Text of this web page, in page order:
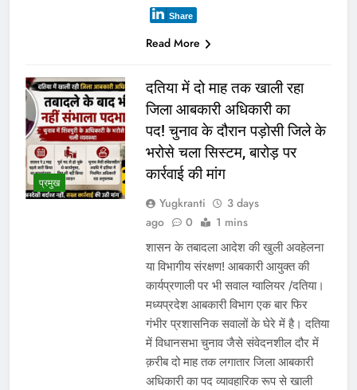
Share
Read More
प्रमुख
दतिया में दो माह तक खाली रहा
जिला आबकारी अधिकारी का
पद! चुनाव के दौरान पड़ोसी जिले के
भरोसे चला सिस्टम, बारोड़ पर
कार्रवाई की मांग
Yugkranti
3 days
ago
0 1 mins
शासन के तबादला आदेश की खुली अवहेलना
या विभागीय संरक्षण! आबकारी आयुक्त की
कार्यप्रणाली पर भी सवाल ग्वालियर /दतिया।
मध्यप्रदेश आबकारी विभाग एक बार फिर
गंभीर प्रशासनिक सवालों के घेरे में है। दतिया
में विधानसभा चुनाव जैसे संवेदनशील दौर में
क़रीब दो माह तक लगातार जिला आबकारी
अधिकारी का पद व्यावहारिक रूप से खाली